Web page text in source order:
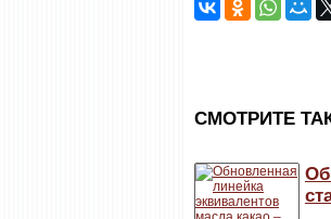
CМОТРИТЕ